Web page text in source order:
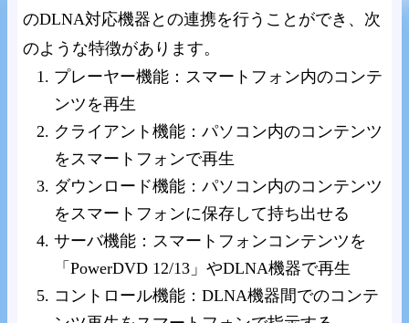
のDLNA対応機器との連携を行うことができ、次
のような特徴があります。
プレーヤー機能：スマートフォン内のコンテ
ンツを再生
クライアント機能：パソコン内のコンテンツ
をスマートフォンで再生
ダウンロード機能：パソコン内のコンテンツ
をスマートフォンに保存して持ち出せる
サーバ機能：スマートフォンコンテンツを
「PowerDVD 12/13」やDLNA機器で再生
コントロール機能：DLNA機器間でのコンテ